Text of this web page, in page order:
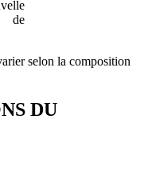
de
selon la composition
DU